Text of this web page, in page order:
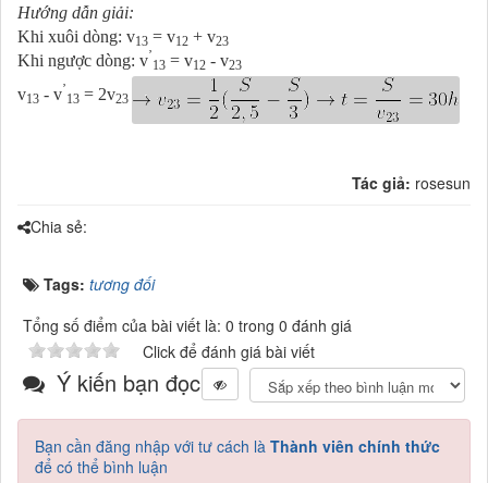
Hướng dẫn giải:
Khi xuôi dòng: v13 = v12­ + v23
Khi ngược dòng: v’
13 = v12­ - v23
v13 - v’
13 = 2v23
Tác giả: rosesun
Chia sẻ:
Tags: tương đối
Tổng số điểm của bài viết là: 0 trong 0 đánh giá
Click để đánh giá bài viết
Ý kiến bạn đọc
Bạn cần đăng nhập với tư cách là Thành viên chính thức
để có thể bình luận